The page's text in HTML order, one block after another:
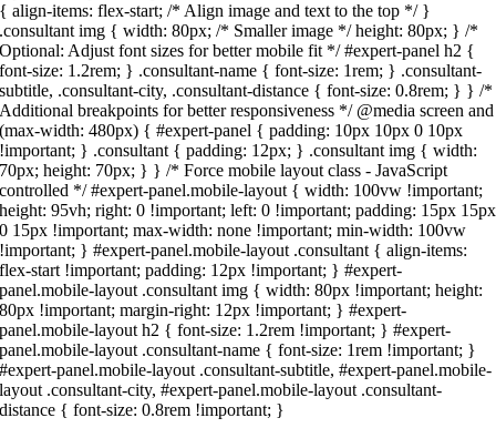
{ align-items: flex-start; /* Align image and text to the top */ }
.consultant img { width: 80px; /* Smaller image */ height: 80px; } /*
Optional: Adjust font sizes for better mobile fit */ #expert-panel h2 {
font-size: 1.2rem; } .consultant-name { font-size: 1rem; } .consultant-
subtitle, .consultant-city, .consultant-distance { font-size: 0.8rem; } } /*
Additional breakpoints for better responsiveness */ @media screen and
(max-width: 480px) { #expert-panel { padding: 10px 10px 0 10px
!important; } .consultant { padding: 12px; } .consultant img { width:
70px; height: 70px; } } /* Force mobile layout class - JavaScript
controlled */ #expert-panel.mobile-layout { width: 100vw !important;
height: 95vh; right: 0 !important; left: 0 !important; padding: 15px 15px
0 15px !important; max-width: none !important; min-width: 100vw
!important; } #expert-panel.mobile-layout .consultant { align-items:
flex-start !important; padding: 12px !important; } #expert-
panel.mobile-layout .consultant img { width: 80px !important; height:
80px !important; margin-right: 12px !important; } #expert-
panel.mobile-layout h2 { font-size: 1.2rem !important; } #expert-
panel.mobile-layout .consultant-name { font-size: 1rem !important; }
#expert-panel.mobile-layout .consultant-subtitle, #expert-panel.mobile-
layout .consultant-city, #expert-panel.mobile-layout .consultant-
distance { font-size: 0.8rem !important; }